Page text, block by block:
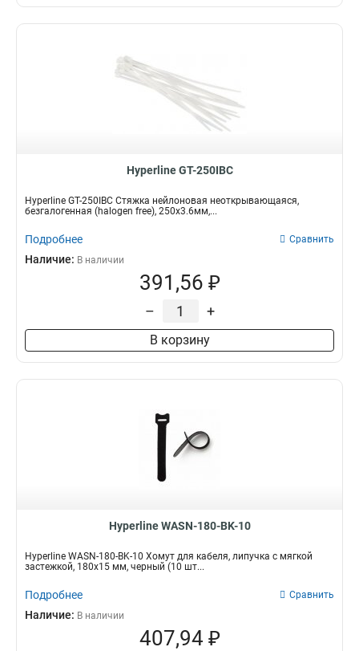
Hyperline GT-250IBC
Hyperline GT-250IBC Стяжка нейлоновая неоткрывающаяся,
безгалогенная (halogen free), 250x3.6мм,...
Подробнее Сравнить
Наличие: В наличии
391,56 ₽
– +
В корзину
Hyperline WASN-180-BK-10
Hyperline WASN-180-BK-10 Хомут для кабеля, липучка с мягкой
застежкой, 180x15 мм, черный (10 шт...
Подробнее Сравнить
Наличие: В наличии
407,94 ₽